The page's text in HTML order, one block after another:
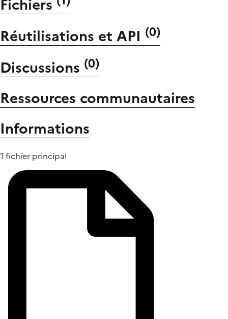
Fichiers
Réutilisations et API (0)
Discussions (0)
Ressources communautaires
Informations
1 fichier principal